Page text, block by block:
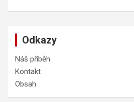
Odkazy
Náš příběh
Kontakt
Obsah